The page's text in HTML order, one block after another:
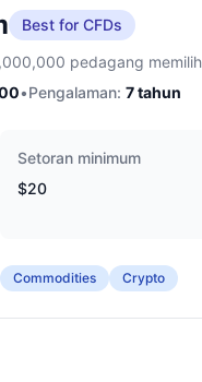
Best for CFDs
pedagang
•Pengalaman: 7tahun
Setoran minimum
$20
Commodities Crypto